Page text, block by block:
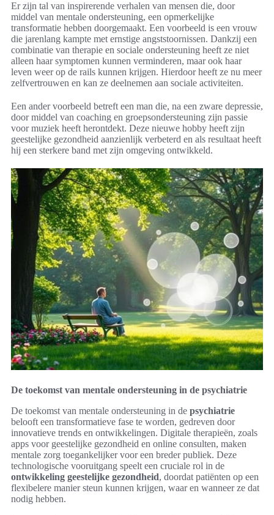
Er zijn tal van inspirerende verhalen van mensen die, door
middel van mentale ondersteuning, een opmerkelijke
transformatie hebben doorgemaakt. Een voorbeeld is een vrouw
die jarenlang kampte met ernstige angststoornissen. Dankzij een
combinatie van therapie en sociale ondersteuning heeft ze niet
alleen haar symptomen kunnen verminderen, maar ook haar
leven weer op de rails kunnen krijgen. Hierdoor heeft ze nu meer
zelfvertrouwen en kan ze deelnemen aan sociale activiteiten.
Een ander voorbeeld betreft een man die, na een zware depressie,
door middel van coaching en groepsondersteuning zijn passie
voor muziek heeft herontdekt. Deze nieuwe hobby heeft zijn
geestelijke gezondheid aanzienlijk verbeterd en als resultaat heeft
hij een sterkere band met zijn omgeving ontwikkeld.
De toekomst van mentale ondersteuning in de psychiatrie
De toekomst van mentale ondersteuning in de psychiatrie
belooft een transformatieve fase te worden, gedreven door
innovatieve trends en ontwikkelingen. Digitale therapieën, zoals
apps voor geestelijke gezondheid en online consulten, maken
mentale zorg toegankelijker voor een breder publiek. Deze
technologische vooruitgang speelt een cruciale rol in de
ontwikkeling geestelijke gezondheid, doordat patiënten op een
flexibelere manier steun kunnen krijgen, waar en wanneer ze dat
nodig hebben.